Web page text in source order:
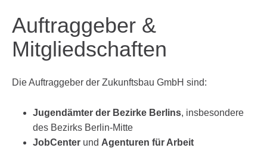
Auftraggeber &
Mitgliedschaften
Die Auftraggeber der Zukunftsbau GmbH sind:
Jugendämter der Bezirke Berlins, insbesondere
des Bezirks Berlin-Mitte
JobCenter und Agenturen für Arbeit